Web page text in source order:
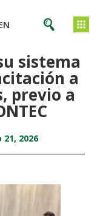
sistema
a
previo a
21, 2026